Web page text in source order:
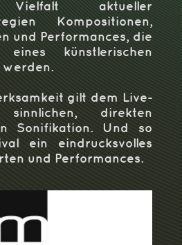
aktueller
Kompositionen,
und Performances, die
künstlerischen
werden.
gilt dem Live-
direkten
Sonifikation. Und so
ein eindrucksvolles
und Performances.